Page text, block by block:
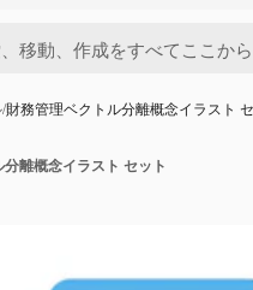
/財務管理ベクトル分離概念イラスト
離概念イラスト セット